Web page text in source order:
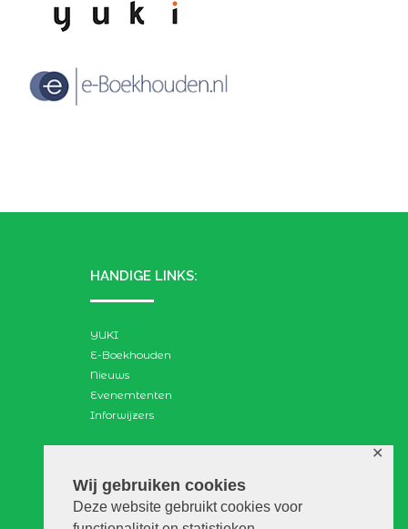
Wij gebruiken cookies
Deze website gebruikt cookies voor
✕
HANDIGE LINKS:
YUKI
E-Boekhouden
Nieuws
Evenemtenten
Inforwijzers